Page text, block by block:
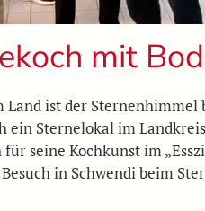
mit
Land ist der Sternenhimmel
ein Sternelokal im
seine Kochkunst im
in Schwendi beim